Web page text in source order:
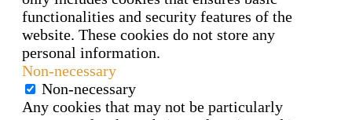
functionalities and security features of the
website. These cookies do not store any
personal information.
Non-necessary
Non-necessary
Any cookies that may not be particularly